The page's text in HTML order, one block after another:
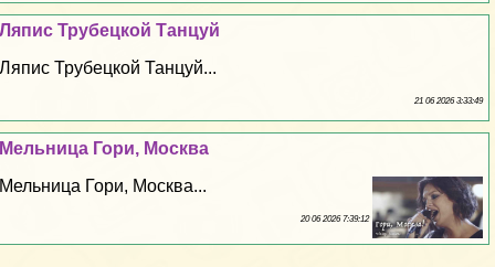
Ляпис Трубецкой Танцуй
Ляпис Трубецкой Танцуй...
21 06 2026 3:33:49
Мельница Гори, Москва
Мельница Гори, Москва...
20 06 2026 7:39:12